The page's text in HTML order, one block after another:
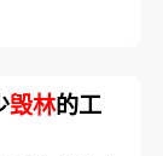
毁林的工